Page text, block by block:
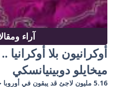
آراء
أوكرانيون بلا
ميخايلو دوبينيانسكي